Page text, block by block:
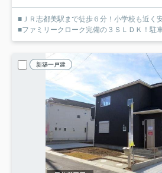
■ＪＲ志都美駅まで徒歩６分！小学校も近く
■ファミリークローク完備の３ＳＬＤＫ！駐
新築一戸建